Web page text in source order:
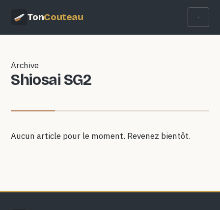
TonCouteau
Archive
Shiosai SG2
Aucun article pour le moment. Revenez bientôt.